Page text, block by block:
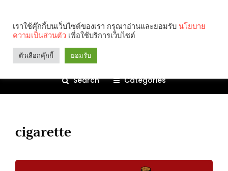
Search Categories
cigarette
เราใช้คุ๊กกี้บนเว็บไซต์ของเรา กรุณาอ่านและยอมรับ นโยบาย
ความเป็นส่วนตัว เพื่อใช้บริการเว็บไซต์
ตัวเลือกคุ๊กกี้ ยอมรับ